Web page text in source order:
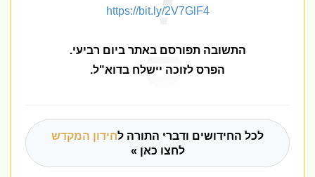
https://bit.ly/2V7GlF4
התשובה תפורסם באתר ביום רביעי.
הפרס לזוכה יישלח בדוא"ל.
לכל החידושים ודברי התורה לחידון המקדש
לחצו כאן »